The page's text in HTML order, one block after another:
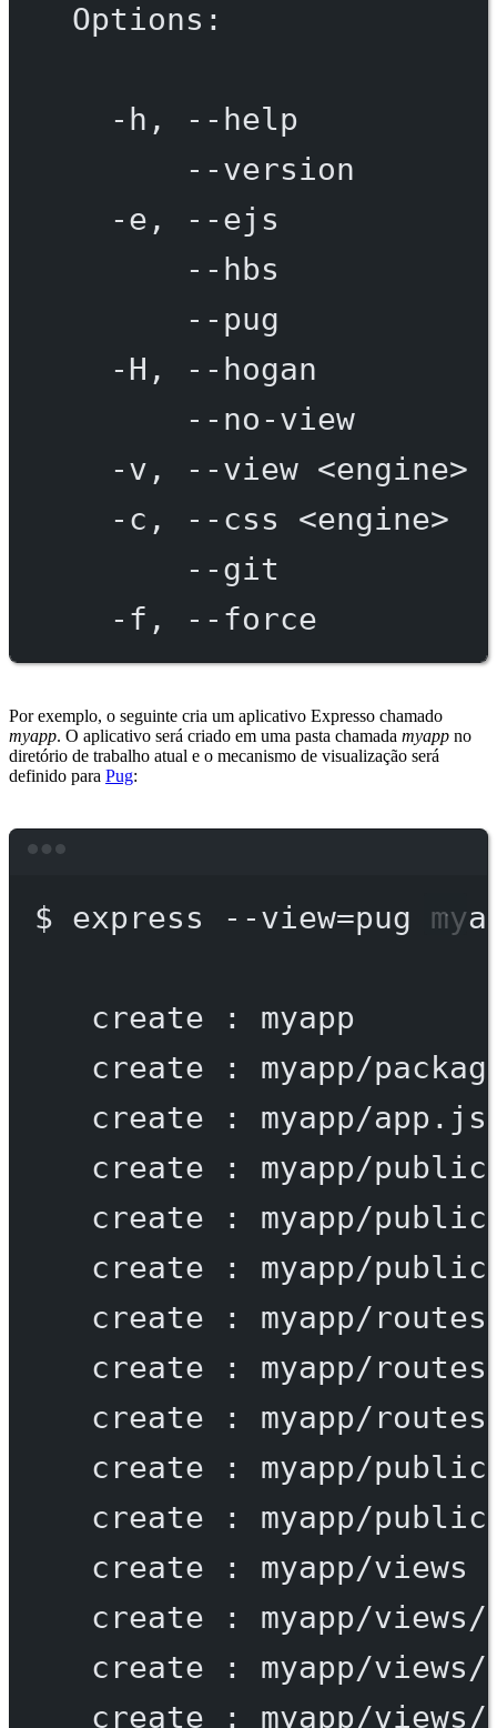
Options:
-h, --help
--version
-e,
--ejs
--hbs
--pug
-H,
--hogan
--no-view
-v,
--view <engine>
-c,
--css <engine>
--git
-f,
--force
Por exemplo, o seguinte cria um aplicativo Expresso chamado
myapp. O aplicativo será criado em uma pasta chamada myapp no
diretório de trabalho atual e o mecanismo de visualização será
definido para Pug:
$ express --view=pug
create :
myapp
create
:
myapp/
create
:
myapp/app.js
create
:
myapp/public
create
:
myapp/
create
:
myapp/
create
:
myapp/routes
create
:
myapp/
create
:
myapp/
create
:
myapp/
create
:
myapp/
create
:
myapp/views
create
:
myapp/
create
:
myapp/
create
: myapp/